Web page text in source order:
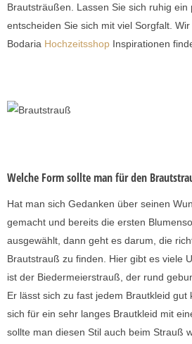
Brautsträußen. Lassen Sie sich ruhig ein
entscheiden Sie sich mit viel Sorgfalt.
Bodaria Hochzeitsshop Inspirationen
Welche Form sollte man für den
Hat man sich Gedanken über seinen
gemacht und bereits die ersten
ausgewählt, dann geht es darum, die
Brautstrauß zu finden. Hier gibt es viele
ist der Biedermeierstrauß, der rund
Er lässt sich zu fast jedem Brautkleid gut
sich für ein sehr langes Brautkleid mit
sollte man diesen Stil auch beim Strauß